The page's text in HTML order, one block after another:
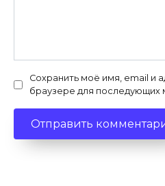
Сохранить моё имя, email и
браузере для последующих